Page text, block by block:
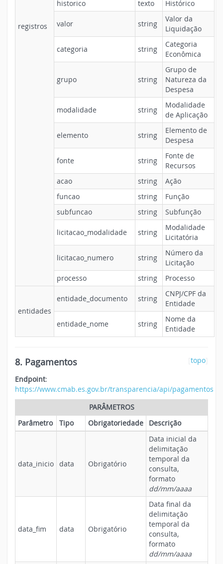
registros
historico
texto Histórico
valor string
Valor da
Liquidação
categoria string
Categoria
Econômica
grupo string
Grupo de
Natureza da
Despesa
modalidade string
Modalidade
de Aplicação
elemento string
Elemento de
Despesa
fonte string
Fonte de
Recursos
acao
string
Ação
funcao
string
Função
subfuncao
string Subfunção
licitacao_modalidade string
Modalidade
Licitatória
licitacao_numero string
Número da
Licitação
processo
string Processo
entidades
entidade_documento string
CNPJ/CPF da
Entidade
entidade_nome string
Nome da
Entidade
8. Pagamentos [topo]
Endpoint:
https://www.cmab.es.gov.br/transparencia/api/pagamentos
PARÂMETROS
Parâmetro
Tipo Obrigatoriedade Descrição
data_inicio data Obrigatório
Data inicial da
delimitação
temporal da
consulta,
formato
dd/mm/aaaa
data_fim data Obrigatório
Data final da
delimitação
temporal da
consulta,
formato
dd/mm/aaaa